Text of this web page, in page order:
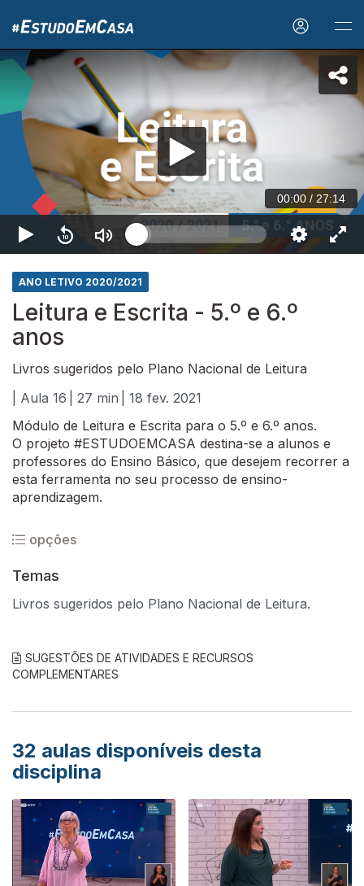
00:00 / 27:14
ANO LETIVO 2020/2021
Leitura e Escrita - 5.º e 6.º
anos
Livros sugeridos pelo Plano Nacional de Leitura
| Aula 16
| 27 min
| 18 fev. 2021
Módulo de Leitura e Escrita para o 5.º e 6.º anos.
O projeto #ESTUDOEMCASA destina-se a alunos e
professores do Ensino Básico, que desejem recorrer a
esta ferramenta no seu processo de ensino-
aprendizagem.
opções
Temas
Livros sugeridos pelo Plano Nacional de Leitura.
SUGESTÕES DE ATIVIDADES E RECURSOS
COMPLEMENTARES
32 aulas disponíveis desta
disciplina